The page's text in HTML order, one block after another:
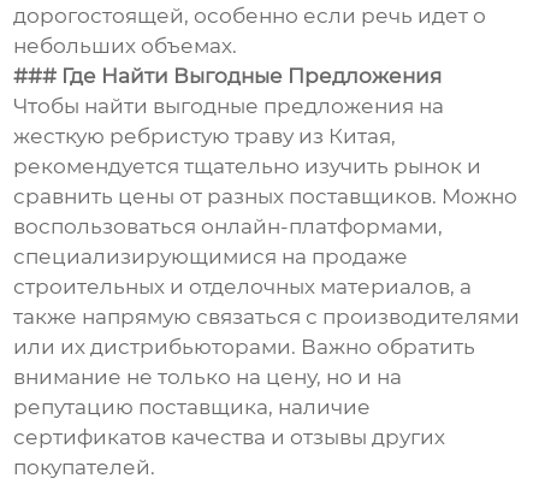
дорогостоящей, особенно если речь идет о
небольших объемах.
### Где Найти Выгодные Предложения
Чтобы найти выгодные предложения на
жесткую ребристую траву из Китая,
рекомендуется тщательно изучить рынок и
сравнить цены от разных поставщиков. Можно
воспользоваться онлайн-платформами,
специализирующимися на продаже
строительных и отделочных материалов, а
также напрямую связаться с производителями
или их дистрибьюторами. Важно обратить
внимание не только на цену, но и на
репутацию поставщика, наличие
сертификатов качества и отзывы других
покупателей.